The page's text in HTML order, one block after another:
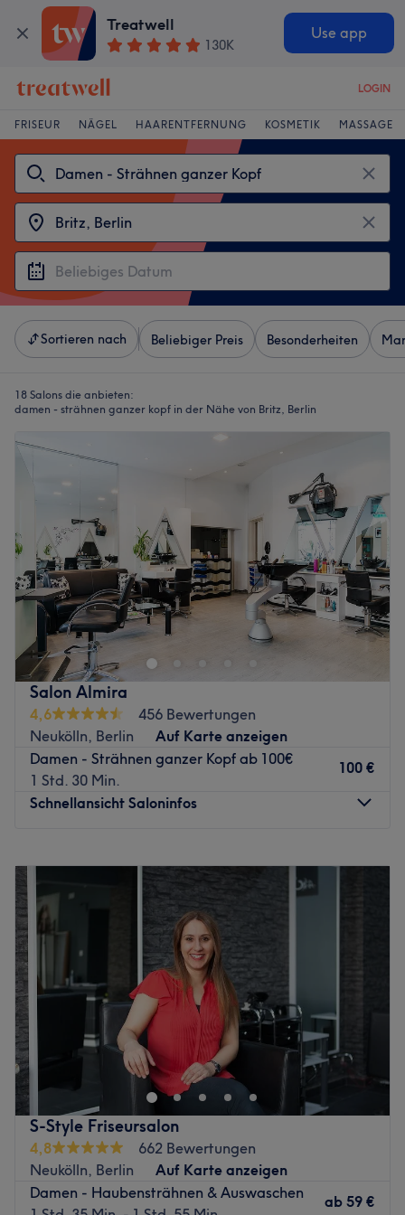
Treatwell
130K
Use app
LOGIN
FRISEUR NÄGEL HAARENTFERNUNG KOSMETIK MASSAGE
Sortieren nach Beliebiger Preis Besonderheiten
18 Salons die anbieten:
damen - strähnen ganzer kopf in der Nähe von Britz, Berlin
Salon Almira
4,6
456 Bewertungen
Neukölln, Berlin
Auf Karte anzeigen
Damen - Strähnen ganzer Kopf ab 100€
1 Std. 30 Min.
100 €
Schnellansicht Saloninfos
09:00
Mittwoch
09:00–18:30
Donnerstag
Freitag
Samstag
Sonntag
Wer Lust auf eine neue Mähne hat und sich eine kleine
Veränderung zutraut ist im Salon Almira in der
Sonnenallee 106 genau an der richtigen Adresse! Also
buche dir deinen persönlichen Wunschtermin superschnell
und wirklich ganz einfach mit nur wenigen Klicks online
oder via App über Treatwell. Auf die Plätze, Fertig, los –
ab nach Neukölln!
Der kleine aber äußerst feine Salon besteht schon seit
S-Style Friseursalon
4,8
662 Bewertungen
Neukölln, Berlin
Auf Karte anzeigen
Damen - Haubensträhnen & Auswaschen
ab 59 €